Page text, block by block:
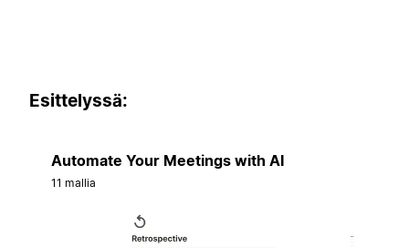
Esittelyssä:
Automate Your Meetings with AI
11 mallia